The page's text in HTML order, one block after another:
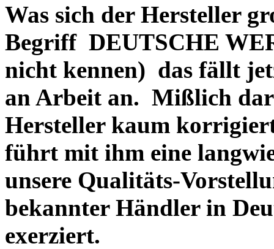
Was sich der Hersteller
Begriff DEUTSCHE
nicht kennen) das fällt
an Arbeit an. Mißlich
Hersteller kaum
führt mit ihm eine
unsere Qualitäts-
bekannter Händler in
exerziert.